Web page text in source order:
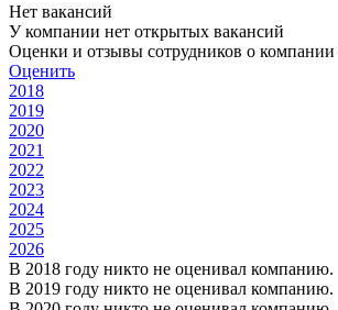
Нет вакансий
У компании нет открытых вакансий
Оценки и отзывы сотрудников о
Оценить
2018
2019
2020
2021
2022
2023
2024
2025
2026
В 2018 году никто не оценивал компанию.
В 2019 году никто не оценивал компанию.